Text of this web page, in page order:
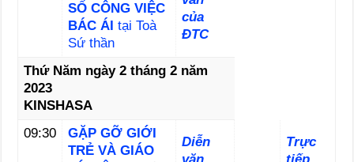
SỐ CÔNG VIỆC
BÁC ÁItại Toà
Sứ thần
của
ĐTC
Thứ Năm ngày 2 tháng 2 năm
2023
KINSHASA
09:30
GẶP GỠ GIỚI
TRẺ VÀ GIÁO
Diễn
Trực